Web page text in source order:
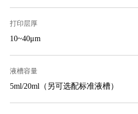
打印层厚
10~40μm
液槽容量
5ml/20ml（另可选配标准液槽）